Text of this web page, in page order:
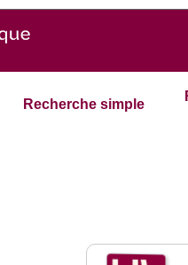
Recherche simple